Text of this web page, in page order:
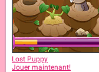
Lost Puppy
Jouer maintenant!